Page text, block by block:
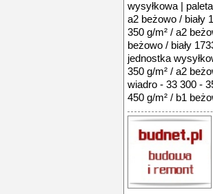
wysyłkowa |
a2 beżowo / biały
350 g/m² / a2
beżowo / biały
jednostka
350 g/m² / a2
wiadro - 33 300 -
450 g/m² / b1